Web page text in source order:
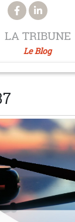
LA TRIBUNE
Le Blog